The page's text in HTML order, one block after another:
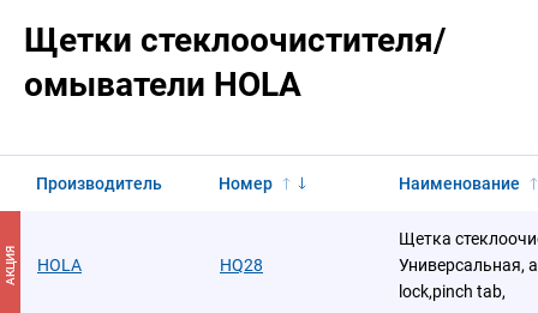
Щетки стеклоочистителя/
омыватели HOLA
Производитель Номер Наименование
АКЦИЯ HOLA HQ28
Щетка
Универсальная,
lock,pinch tab,